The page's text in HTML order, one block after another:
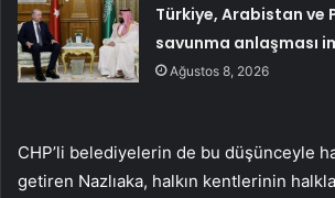
Türkiye, Arabistan ve
savunma anlaşması
Ağustos 8, 2026
CHP’li belediyelerin de bu düşünceyle
getiren Nazlıaka, halkın kentlerinin